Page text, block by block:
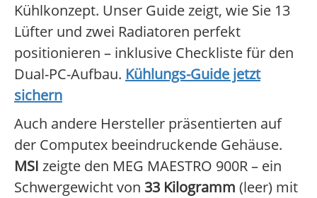
Kühlkonzept. Unser Guide zeigt, wie Sie 13
Lüfter und zwei Radiatoren perfekt
positionieren – inklusive Checkliste für den
Dual-PC-Aufbau. Kühlungs-Guide jetzt
sichern
Auch andere Hersteller präsentierten auf
der Computex beeindruckende Gehäuse.
MSI zeigte den MEG MAESTRO 900R – ein
Schwergewicht von 33 Kilogramm (leer) mit